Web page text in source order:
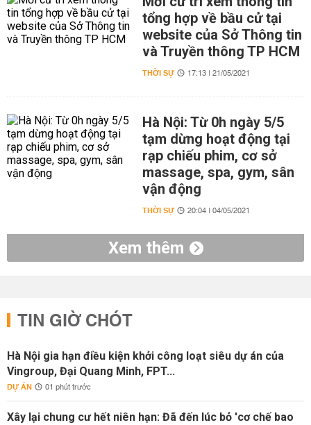
tổng hợp về bầu cử tại
website của Sở Thông tin
và Truyền thông TP HCM
THỜI SỰ 17:13 | 21/05/2021
Hà Nội: Từ 0h ngày 5/5
tạm dừng hoạt động tại
rạp chiếu phim, cơ sở
massage, spa, gym, sân
vận động
THỜI SỰ 20:04 | 04/05/2021
Xem thêm
TIN GIỜ CHÓT
Hà Nội gia hạn điều kiện khởi công loạt siêu dự án của
Vingroup, Đại Quang Minh, FPT...
DỰ ÁN 01 phút trước
Xây lại chung cư hết niên hạn: Đã đến lúc bỏ 'cơ chế bao